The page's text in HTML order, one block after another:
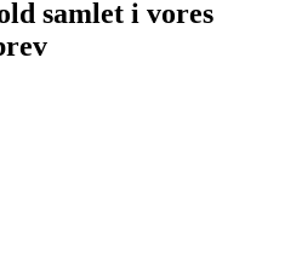
samlet i vores